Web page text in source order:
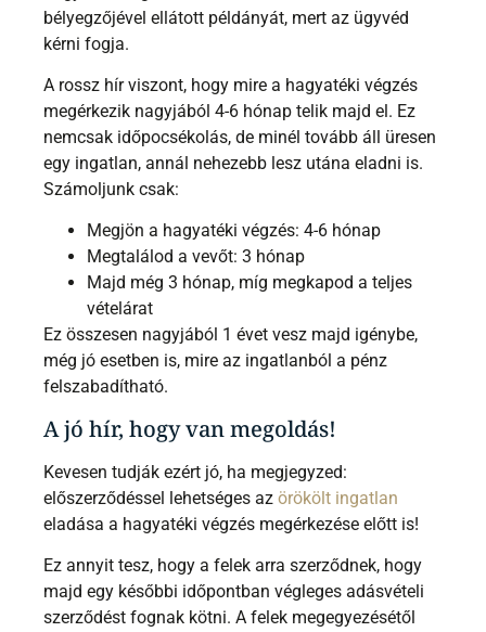
bélyegzőjével ellátott példányát, mert az ügyvéd
kérni fogja.
A rossz hír viszont, hogy mire a hagyatéki végzés
megérkezik nagyjából 4-6 hónap telik majd el. Ez
nemcsak időpocsékolás, de minél tovább áll üresen
egy ingatlan, annál nehezebb lesz utána eladni is.
Számoljunk csak:
Megjön a hagyatéki végzés: 4-6 hónap
Megtalálod a vevőt: 3 hónap
Majd még 3 hónap, míg megkapod a teljes
vételárat
Ez összesen nagyjából 1 évet vesz majd igénybe,
még jó esetben is, mire az ingatlanból a pénz
felszabadítható.
A jó hír, hogy van megoldás!
Kevesen tudják ezért jó, ha megjegyzed:
előszerződéssel lehetséges az örökölt ingatlan
eladása a hagyatéki végzés megérkezése előtt is!
Ez annyit tesz, hogy a felek arra szerződnek, hogy
majd egy későbbi időpontban végleges adásvételi
szerződést fognak kötni. A felek megegyezésétől